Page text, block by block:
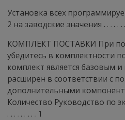
Установка всех
2 на заводские значения . . . . . . .
КОМПЛЕКТ ПОСТАВКИ При
убедитесь в комплектности
комплект является базовым
расширен в соответствии с
дополнительными
Количество Руководство по
. . . . . . . . . 1